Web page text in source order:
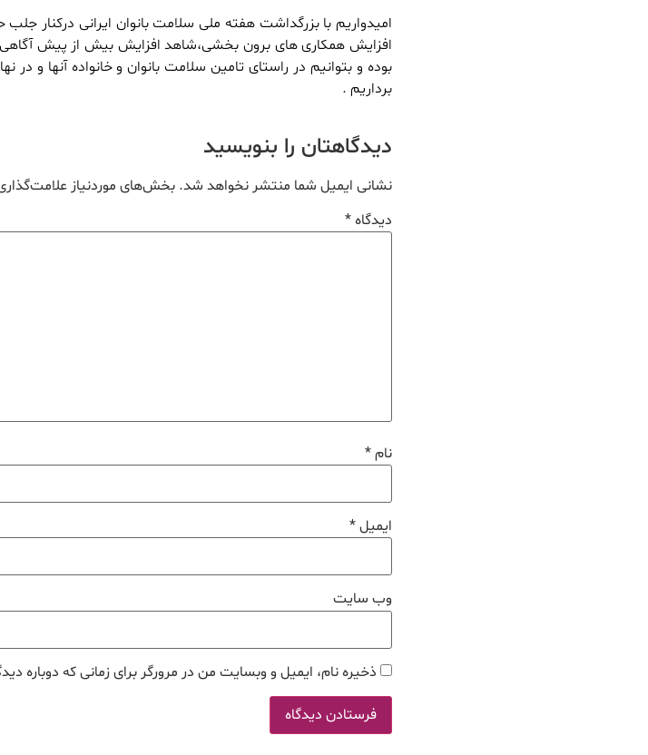
امیدواریم با بزرگداشت هفته ملی سلامت بانوان ایرانی درکنار
افزایش همکاری های برون بخشی،شاهد افزایش بیش از پیش آگاهی
بوده و بتوانیم در راستای تامین سلامت بانوان و خانواده آنها و
برداریم .
دیدگاهتان را بنویسید
نشانی ایمیل شما منتشر نخواهد شد. بخش‌های موردنیاز
دیدگاه*
نام*
ایمیل*
وب‌ سایت
ذخیره نام، ایمیل و وبسایت من در مرورگر برای زمانی که دوباره